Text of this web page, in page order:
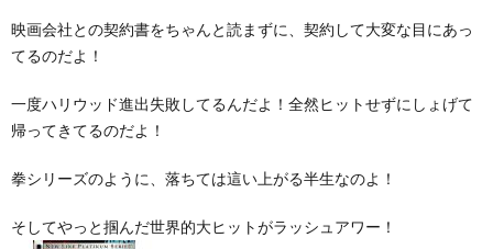
映画会社との契約書をちゃんと読まずに、契約して大変な目にあっ
てるのだよ！
一度ハリウッド進出失敗してるんだよ！全然ヒットせずにしょげて
帰ってきてるのだよ！
拳シリーズのように、落ちては這い上がる半生なのよ！
そしてやっと掴んだ世界的大ヒットがラッシュアワー！